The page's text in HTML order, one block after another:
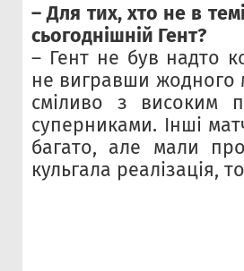
– Для тих, хто не в
сьогоднішній Гент?
– Гент не був надто
не вигравши жодного
сміливо з високим
суперниками. Інші
багато, але мали
кульгала реалізація,